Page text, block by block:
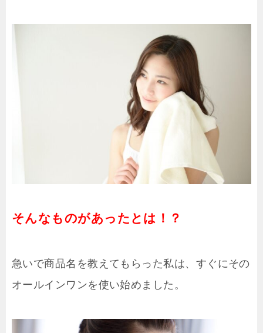
そんなものがあったとは！？
急いで商品名を教えてもらった私は、すぐにその
オールインワンを使い始めました。